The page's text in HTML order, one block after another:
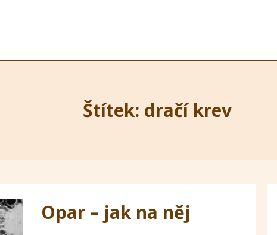
Štítek: dračí krev
Opar – jak na něj